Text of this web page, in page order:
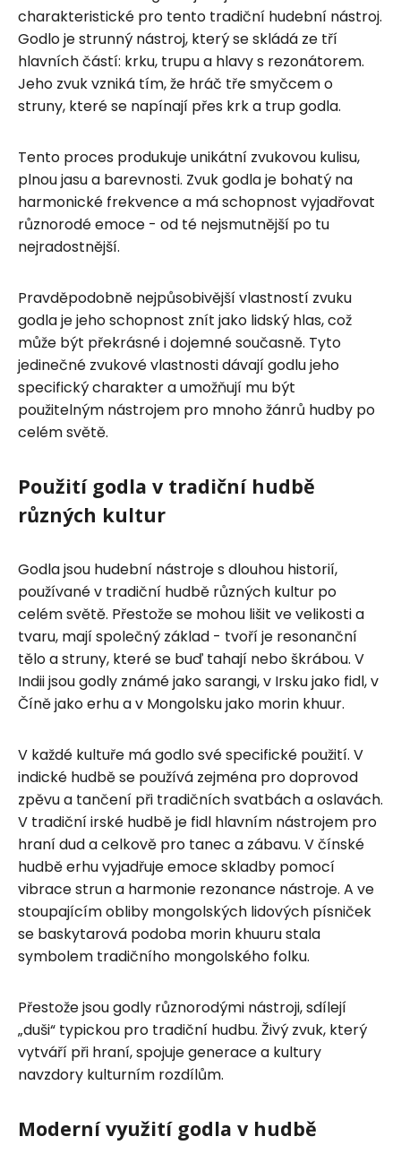
charakteristické pro tento tradiční hudební nástroj.
Godlo je strunný nástroj, který se skládá ze tří
hlavních částí: krku, trupu a hlavy s rezonátorem.
Jeho zvuk vzniká tím, že hráč tře smyčcem o
struny, které se napínají přes krk a trup godla.
Tento proces produkuje unikátní zvukovou kulisu,
plnou jasu a barevnosti. Zvuk godla je bohatý na
harmonické frekvence a má schopnost vyjadřovat
různorodé emoce - od té nejsmutnější po tu
nejradostnější.
Pravděpodobně nejpůsobivější vlastností zvuku
godla je jeho schopnost znít jako lidský hlas, což
může být překrásné i dojemné současně. Tyto
jedinečné zvukové vlastnosti dávají godlu jeho
specifický charakter a umožňují mu být
použitelným nástrojem pro mnoho žánrů hudby po
celém světě.
Použití godla v tradiční hudbě
různých kultur
Godla jsou hudební nástroje s dlouhou historií,
používané v tradiční hudbě různých kultur po
celém světě. Přestože se mohou lišit ve velikosti a
tvaru, mají společný základ - tvoří je resonanční
tělo a struny, které se buď tahají nebo škrábou. V
Indii jsou godly známé jako sarangi, v Irsku jako fidl, v
Číně jako erhu a v Mongolsku jako morin khuur.
V každé kultuře má godlo své specifické použití. V
indické hudbě se používá zejména pro doprovod
zpěvu a tančení při tradičních svatbách a oslavách.
V tradiční irské hudbě je fidl hlavním nástrojem pro
hraní dud a celkově pro tanec a zábavu. V čínské
hudbě erhu vyjadřuje emoce skladby pomocí
vibrace strun a harmonie rezonance nástroje. A ve
stoupajícím obliby mongolských lidových písniček
se baskytarová podoba morin khuuru stala
symbolem tradičního mongolského folku.
Přestože jsou godly různorodými nástroji, sdílejí
„duši“ typickou pro tradiční hudbu. Živý zvuk, který
vytváří při hraní, spojuje generace a kultury
navzdory kulturním rozdílům.
Moderní využití godla v hudbě